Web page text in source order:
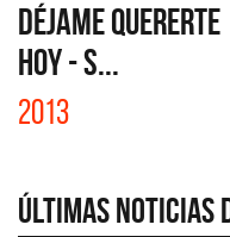
DÉJAME QUERERTE
HOY - S...
2013
Últimas Noticias